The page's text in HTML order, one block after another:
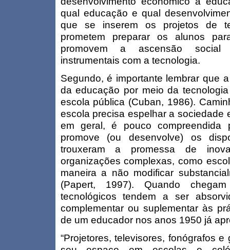
qual educação e qual
que se inserem os projetos de
prometem preparar os alunos
promovem a ascensão social
instrumentais com a tecnologia.
Segundo, é importante lembrar que
da educação por meio da
escola pública (Cuban, 1986).
escola precisa espelhar a sociedade
em geral, é pouco
promove (ou desenvolve) os
trouxeram a promessa de
organizações complexas, como
maneira a não modificar
(Papert, 1997). Quando
tecnológicos tendem a ser
complementar ou suplementar às
de um educador nos anos 1950 já
“Projetores, televisores, fonógrafos